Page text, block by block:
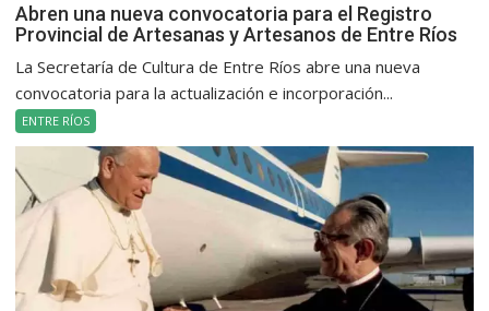
Abren una nueva convocatoria para el Registro
Provincial de Artesanas y Artesanos de Entre Ríos
La Secretaría de Cultura de Entre Ríos abre una nueva
convocatoria para la actualización e incorporación...
ENTRE RÍOS